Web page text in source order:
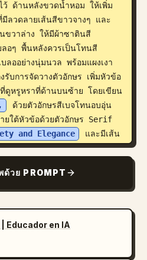
ด้านหลังขวดน้ำหอม ให้เพิ่ม
ลวดลายเส้นสีขาวจางๆ และ
ขวาล่าง ให้มีผ้าซาตินสี
อๆ พื้นหลังควรเป็นโทนสี
ลออย่างนุ่มนวล พร้อมแผงเงา
รับการจัดวางตัวอักษร เพิ่มหัวข้อ
หรูหราที่ด้านบนซ้าย โดยเขียน
ด้วยตัวอักษรสีเบจโทนอบอุ่น
ยใต้หัวข้อด้วยตัวอักษร Serif
and Elegance
และมีเส้น
บรรยาย วางโลโก้สีขาวขนาด
งแสงบนแก้วที่สมจริง ไฮไลท์สี
นค้าหรูหรา องค์ประกอบที่
ด้วย PROMPT
Educador en IA